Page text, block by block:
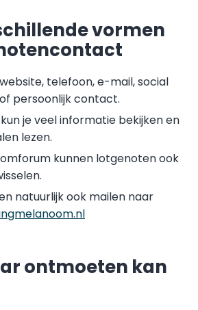
vormen
telefoon, e-mail, social
persoonlijk contact.
je veel informatie bekijken en
lezen.
kunnen lotgenoten ook
natuurlijk ook mailen naar
ontmoeten kan